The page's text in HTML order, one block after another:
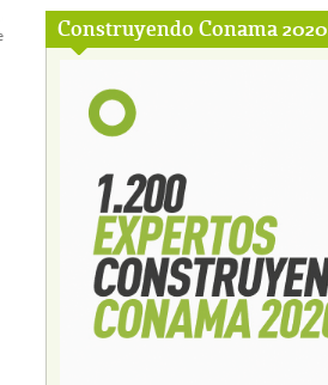
Construyendo Conama 2020